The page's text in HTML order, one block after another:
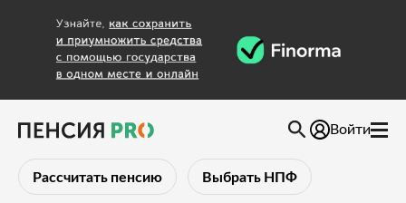
Рассчитать пенсию Выбрать НПФ
Войти